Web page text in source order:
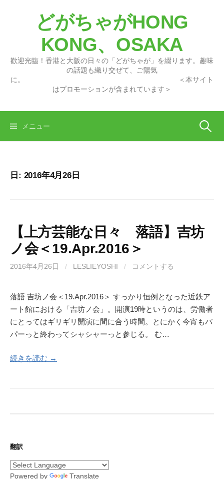
どがちゃがHONG
KONG、OSAKA
歡迎光臨！香港と大阪の日々の「どがちゃが」を綴ります。趣味
の話題も織り交ぜて、ご陽気
に。 ＜本サイト
はプロモーションが含まれています＞
メニュー 検
日: 2016年4月26日
【上方芸能な日々 落語】吉坊
ノ会＜19.Apr.2016＞
2016年4月26日 / LESLIEYOSHI / コメントする
落語 吉坊ノ会＜19.Apr.2016＞ すっかり恒例となった近鉄ア
ート館における「吉坊ノ会」。開演19時というのは、労働者
にとってはギリギリ開演に間に合う時間。とにかく今宵もパ
パーっと終わってシャシャーっと参じる。 む…
続きを読む →
翻訳
Powered by Translate